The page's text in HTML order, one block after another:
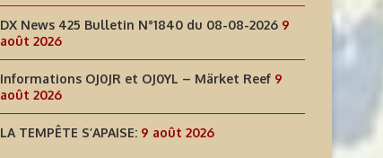
DX News 425 Bulletin N°1840 du 08-08-2026 9
août 2026
Informations OJ0JR et OJ0YL – Märket Reef 9
août 2026
LA TEMPÊTE S’APAISE: 9 août 2026